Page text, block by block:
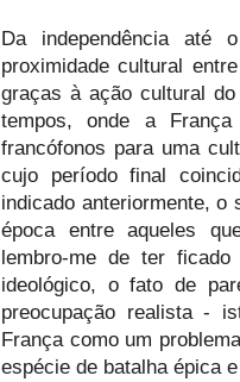
Da independência até
proximidade cultural
graças à ação cultural
tempos, onde a
francófonos para uma
cujo período final
indicado anteriormente, o
época entre aqueles
lembro-me de ter
ideológico, o fato de
preocupação realista -
França como um
espécie de batalha épica